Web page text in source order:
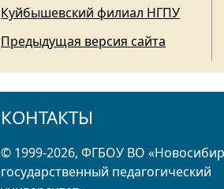
Куйбышевский филиал НГПУ
Предыдущая версия сайта
КОНТАКТЫ
© 1999-2026, ФГБОУ ВО
государственный педагогический